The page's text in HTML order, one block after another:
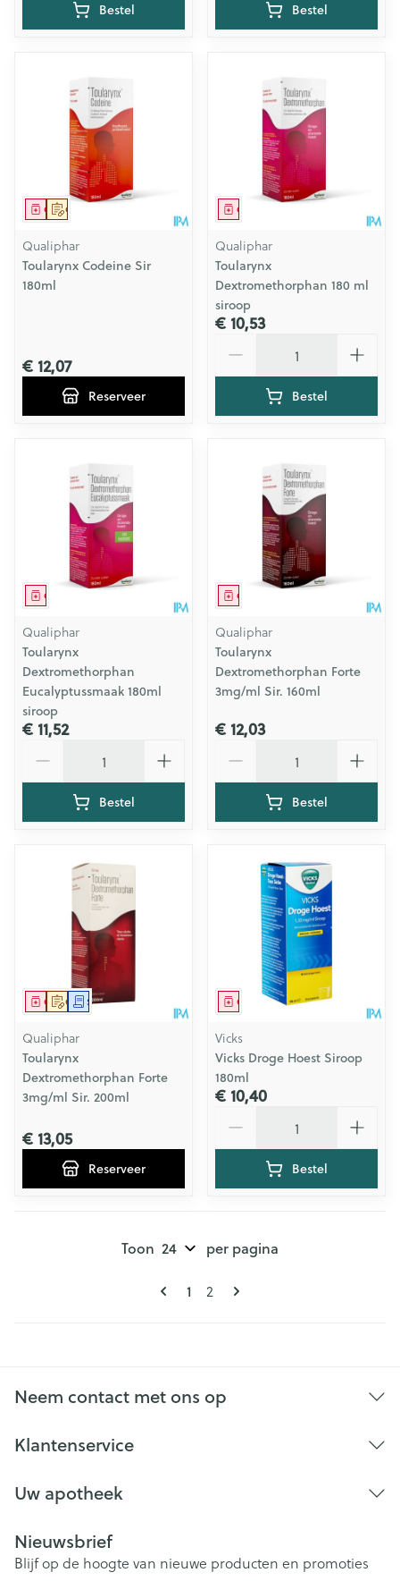
Bestel Bestel
Op voorschrift
Geneesmiddel
Qualiphar
Toularynx Codeine Sir
180ml
€ 12,07
Reserveer
Geneesmiddel
Qualiphar
Toularynx
Dextromethorphan 180 ml
siroop
€ 10,53
Bestel
Geneesmiddel
Qualiphar
Toularynx
Dextromethorphan
Eucalyptussmaak 180ml
siroop
€ 11,52
Bestel
Geneesmiddel
Qualiphar
Toularynx
Dextromethorphan Forte
3mg/ml Sir. 160ml
€ 12,03
Bestel
Op voorschrift
GeneesmiddelSchriftelijke aanvraag
Qualiphar
Toularynx
Dextromethorphan Forte
3mg/ml Sir. 200ml
€ 13,05
Reserveer
Geneesmiddel
Vicks
Vicks Droge Hoest Siroop
180ml
€ 10,40
Bestel
Pagina's
U lees momenteel pagina
1 Pagina
2
Toon per pagina
Neem contact met ons op
Klantenservice
Uw apotheek
Nieuwsbrief
Blijf op de hoogte van nieuwe producten en promoties